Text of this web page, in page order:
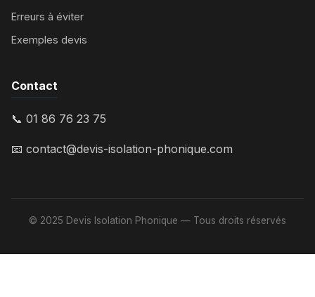
Erreurs à éviter
Exemples devis
Contact
📞 01 86 76 23 75
📧 contact@devis-isolation-phonique.com
© 2025 Devis Isolation Phonique — Tous droits réservés